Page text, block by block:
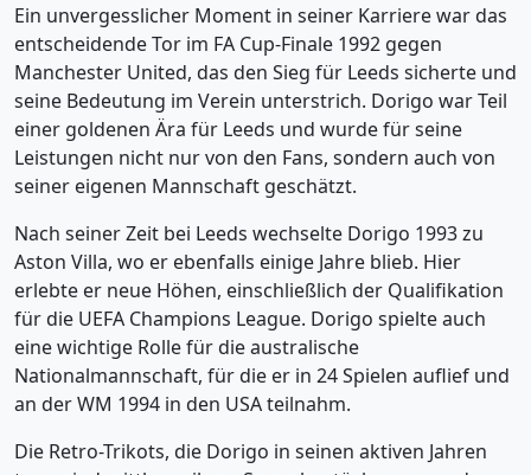
Ein unvergesslicher Moment in seiner Karriere war das
entscheidende Tor im FA Cup-Finale 1992 gegen
Manchester United, das den Sieg für Leeds sicherte und
seine Bedeutung im Verein unterstrich. Dorigo war Teil
einer goldenen Ära für Leeds und wurde für seine
Leistungen nicht nur von den Fans, sondern auch von
seiner eigenen Mannschaft geschätzt.
Nach seiner Zeit bei Leeds wechselte Dorigo 1993 zu
Aston Villa, wo er ebenfalls einige Jahre blieb. Hier
erlebte er neue Höhen, einschließlich der Qualifikation
für die UEFA Champions League. Dorigo spielte auch
eine wichtige Rolle für die australische
Nationalmannschaft, für die er in 24 Spielen auflief und
an der WM 1994 in den USA teilnahm.
Die Retro-Trikots, die Dorigo in seinen aktiven Jahren